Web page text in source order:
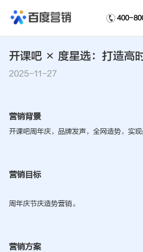
400-
开课吧 × 度星选：打造高
2025-11-27
营销背景
开课吧周年庆，品牌发声，全网造势，实现
营销目标
周年庆节庆造势营销。
营销方案